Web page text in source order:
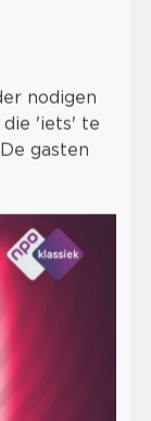
nodigen
die 'iets' te
gasten